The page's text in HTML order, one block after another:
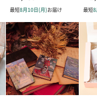
ーン）」
ランド「jill leen.（ジルリー
色を着こなせ」をコンセプ
カラーを展開。日本では繊
、ネイル・メイクアップア
。最新のカラートレンドを